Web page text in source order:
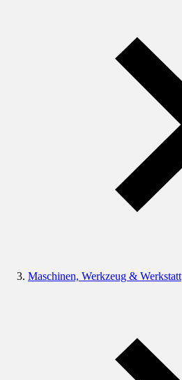
Maschinen, Werkzeug & Werkstatt